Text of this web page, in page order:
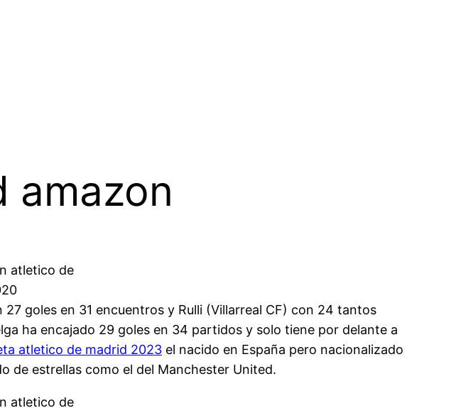
amazon
goles en 31 encuentros y Rulli (Villarreal CF) con 24 tantos
ha encajado 29 goles en 34 partidos y solo tiene por delante a
atletico de madrid 2023 el nacido en España pero nacionalizado
de estrellas como el del Manchester United.